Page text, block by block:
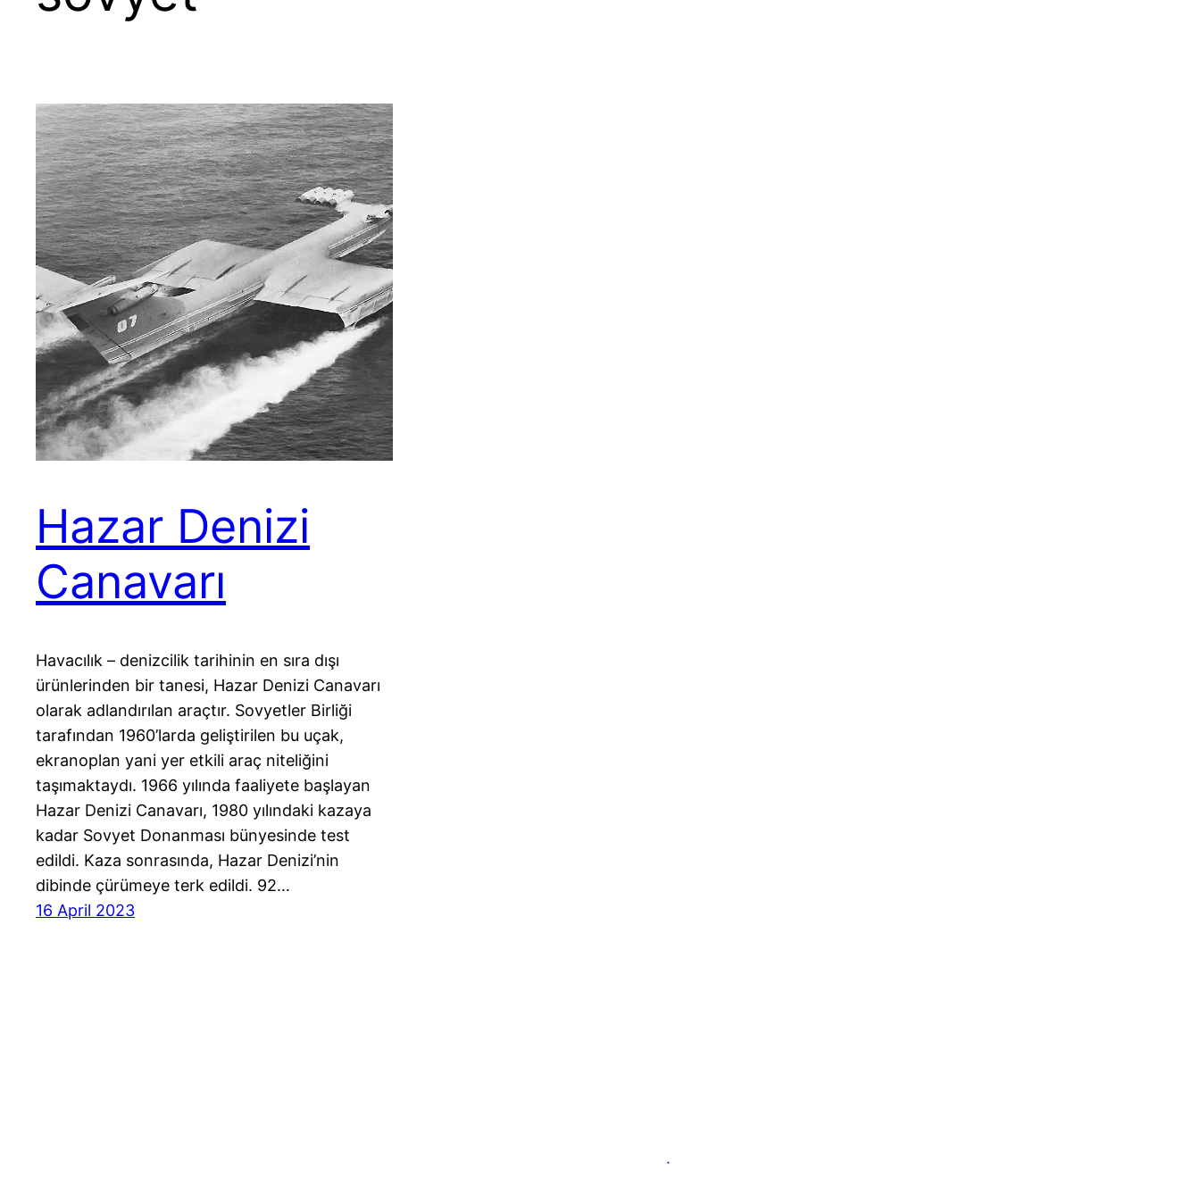
Hazar Denizi
Canavarı
Havacılık – denizcilik tarihinin en sıra dışı
ürünlerinden bir tanesi, Hazar Denizi Canavarı
olarak adlandırılan araçtır. Sovyetler Birliği
tarafından 1960’larda geliştirilen bu uçak,
ekranoplan yani yer etkili araç niteliğini
taşımaktaydı. 1966 yılında faaliyete başlayan
Hazar Denizi Canavarı, 1980 yılındaki kazaya
kadar Sovyet Donanması bünyesinde test
edildi. Kaza sonrasında, Hazar Denizi’nin
dibinde çürümeye terk edildi. 92…
16 April 2023
İletişim